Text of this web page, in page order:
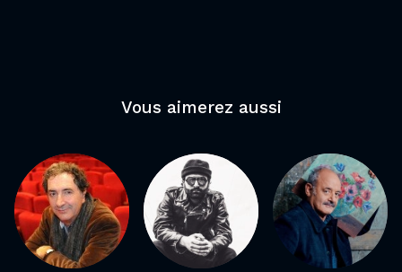
Vous aimerez aussi